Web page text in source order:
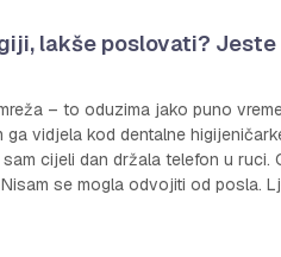
lakše poslovati?
– to oduzima jako puno
vidjela kod dentalne
cijeli dan držala telefon u ruci.
se mogla odvojiti od posla.